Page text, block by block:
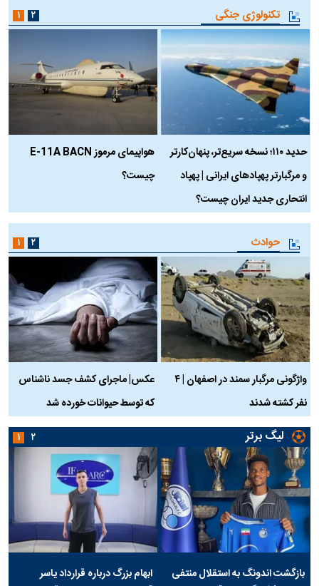
تکنولوژی جنگی
حدید ۱۱۰؛ نسخه سریع‌تر، پنهان‌کارتر
و مرگبارتر پهپادهای ایرانی | پهپاد
انتحاری جدید ایران چیست؟
هواپیمای مرموز E-11A BACN
چیست؟
۱ ۲
حوادث
واژگونی مرگبار سمند در اصفهان | ۴
نفر کشته شدند
عکس| ماجرای کشف جسد ناشناس
که توسط حیوانات خورده شد
۱ ۲
لیگ برتر
بازگشت اندونگ به استقلال منتفی
ابهام بزرگ درباره قرارداد یاسر
۱ ۲